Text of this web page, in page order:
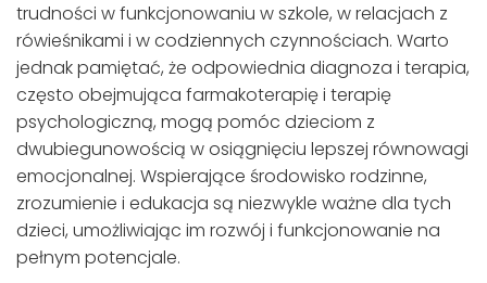
trudności w funkcjonowaniu w szkole, w relacjach z
rówieśnikami i w codziennych czynnościach. Warto
jednak pamiętać, że odpowiednia diagnoza i terapia,
często obejmująca farmakoterapię i terapię
psychologiczną, mogą pomóc dzieciom z
dwubiegunowością w osiągnięciu lepszej równowagi
emocjonalnej. Wspierające środowisko rodzinne,
zrozumienie i edukacja są niezwykle ważne dla tych
dzieci, umożliwiając im rozwój i funkcjonowanie na
pełnym potencjale.